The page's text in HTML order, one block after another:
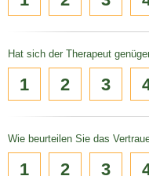
Hat sich der Therapeut
1 2 3
Wie beurteilen Sie das
1 2 3